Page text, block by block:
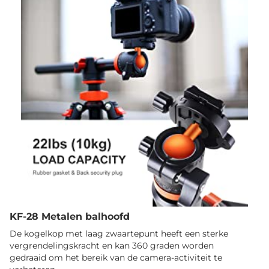
KF-28 Metalen balhoofd
De kogelkop met laag zwaartepunt heeft een sterke
vergrendelingskracht en kan 360 graden worden
gedraaid om het bereik van de camera-activiteit te